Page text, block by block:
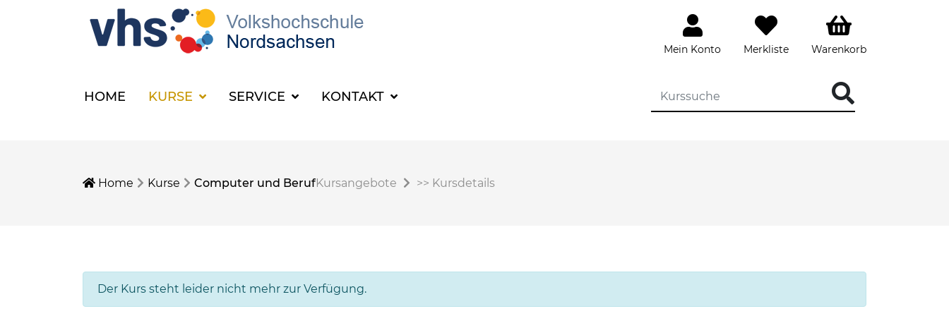
Mein Konto Merkliste Warenkorb
HOME KURSE SERVICE KONTAKT
Home Kurse Computer und BerufKursangebote >> Kursdetails
Der Kurs steht leider nicht mehr zur Verfügung.